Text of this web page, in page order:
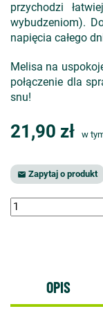
przychodzi
wybudzeniom).
napięcia całego
Melisa na
połączenie dla
snu!
21,90 zł w
 Zapytaj o produkt
OPIS